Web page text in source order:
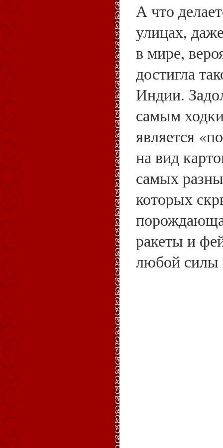
А что
улицах,
в мире,
достигла
Индии.
самым
является
на вид
самых
которых
ракеты и
любой силы